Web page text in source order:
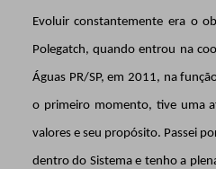
Evoluir constantemente era o
Polegatch, quando entrou na
Águas PR/SP, em 2011, na
o primeiro momento, tive uma
valores e seu propósito. Passei
dentro do Sistema e tenho a